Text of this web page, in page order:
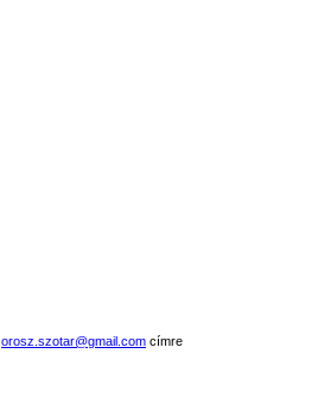
orosz.szotar@gmail.com címre